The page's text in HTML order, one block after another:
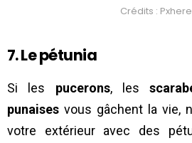
Crédits : Pxhere
7. Le pétunia
Si les pucerons, les
punaises vous gâchent la vie,
votre extérieur avec des